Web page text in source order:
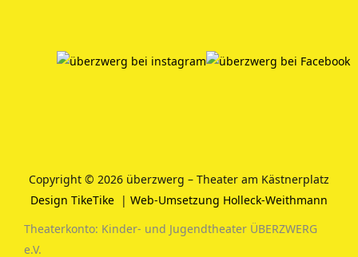
Copyright © 2026 überzwerg – Theater am Kästnerplatz
Design TikeTike | Web-Umsetzung Holleck-Weithmann
Theaterkonto: Kinder- und Jugendtheater ÜBERZWERG
e.V.